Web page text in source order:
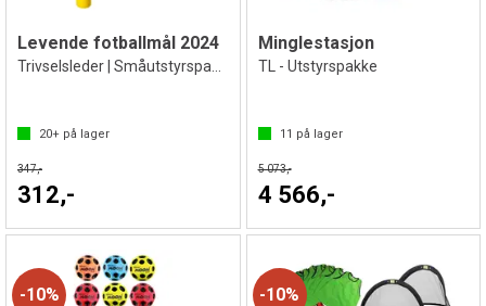
Levende fotballmål 2024
20+ på lager
347,-
312,-
Minglestasjon
TL - Utstyrspakke
11 på lager
5 073,-
4 566,-
10% 10%